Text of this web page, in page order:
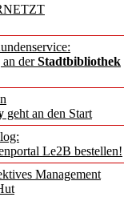
an derStadtbibliothek
geht an den Start
Le2B bestellen!
Management
in
neu